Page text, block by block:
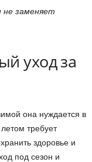
не заменяет
уход за
она нуждается в
требует
здоровье и
под сезон и